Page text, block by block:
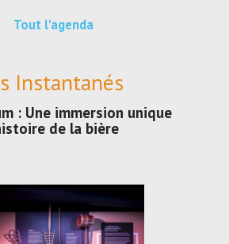
Tout l'agenda
Instantanés
: Une immersion unique
de la bière